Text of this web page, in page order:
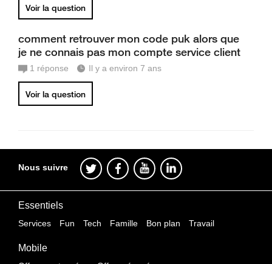
Voir la question
comment retrouver mon code puk alors que
je ne connais pas mon compte service client
1 réponse Il y a environ 7 ans
Voir la question
Nous suivre
Essentiels
Services Fun Tech Famille Bon plan Travail
Mobile